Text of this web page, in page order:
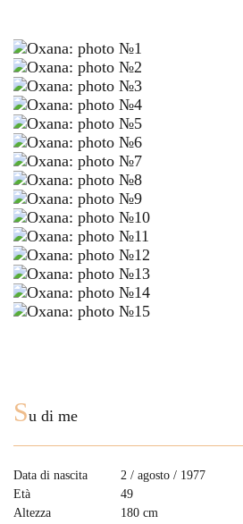
Su di me
Data di nascita
2 / agosto / 1977
Età
49
Altezza
180 cm